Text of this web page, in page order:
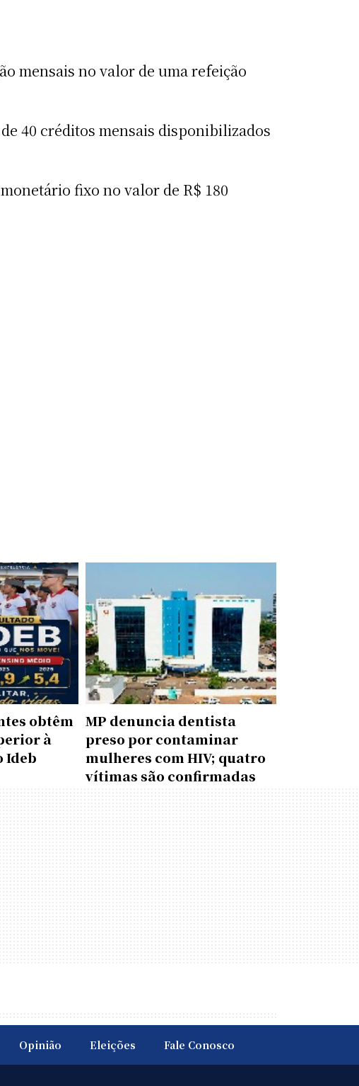
mensais no valor de uma refeição
40 créditos mensais disponibilizados
fixo no valor de R$ 180
obtêm
à
Ideb
MP denuncia dentista
preso por contaminar
mulheres com HIV; quatro
vítimas são confirmadas
Opinião Eleições Fale Conosco